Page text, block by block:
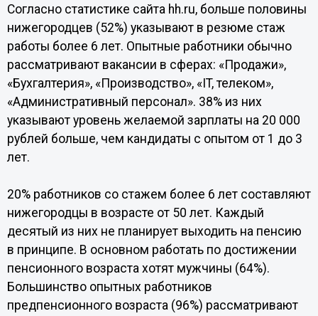
Согласно статистике сайта hh.ru, больше половины
нижегородцев (52%) указывают в резюме стаж
работы более 6 лет. Опытные работники обычно
рассматривают вакансии в сферах: «Продажи»,
«Бухгалтерия», «Производство», «IT, телеком»,
«Административный персонал». 38% из них
указывают уровень желаемой зарплаты на 20 000
рублей больше, чем кандидаты с опытом от 1 до 3
лет.
20% работников со стажем более 6 лет составляют
нижегородцы в возрасте от 50 лет. Каждый
десятый из них не планирует выходить на пенсию
в принципе. В основном работать по достижении
пенсионного возраста хотят мужчины (64%).
Большинство опытных работников
предпенсионного возраста (96%) рассматривают